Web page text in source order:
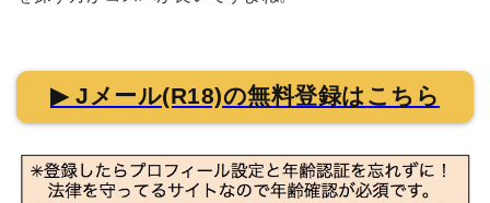
▶ Jメール(R18)の無料登録はこちら